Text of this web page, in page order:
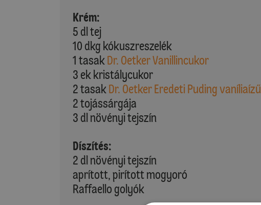
Krém:
5 dl tej
10 dkg kókuszreszelék
1 tasakDr. Oetker Vanillincukor
3 ek kristálycukor
2 tasakDr. Oetker Eredeti Puding vaníliaízű
2 tojássárgája
3 dl növényi tejszín
Díszítés:
2 dl növényi tejszín
aprított, pirított mogyoró
Raffaello golyók